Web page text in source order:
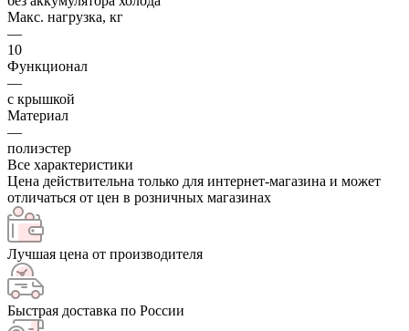
Макс. нагрузка, кг
—
10
Функционал
—
с крышкой
Материал
—
полиэстер
Все характеристики
Цена действительна только для интернет-магазина и может
отличаться от цен в розничных магазинах
Лучшая цена от производителя
Быстрая доставка по России